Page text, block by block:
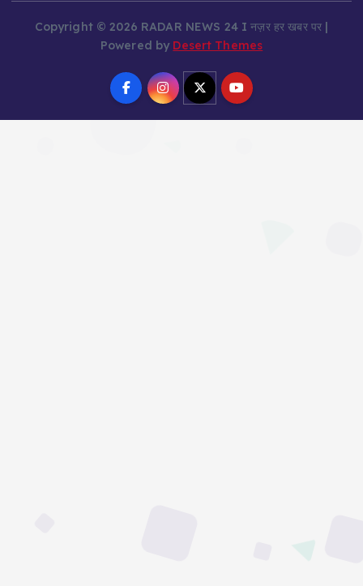
Copyright © 2026 RADAR NEWS 24 I नज़र हर खबर पर |
Powered by Desert Themes